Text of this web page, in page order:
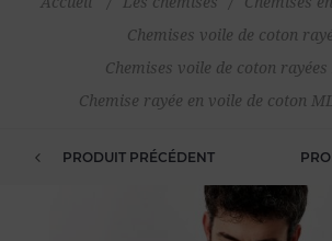
Chemises voile de coton
Chemises voile de coton
Chemise rayée en voile de coton
PRODUIT PRÉCÉDENT